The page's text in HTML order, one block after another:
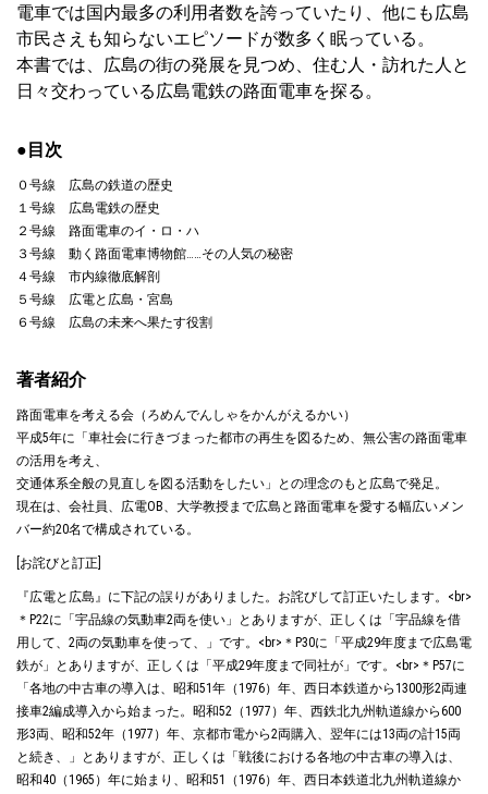
電車では国内最多の利用者数を誇っていたり、他にも広島
市民さえも知らないエピソードが数多く眠っている。
本書では、広島の街の発展を見つめ、住む人・訪れた人と
日々交わっている広島電鉄の路面電車を探る。
●目次
０号線 広島の鉄道の歴史
１号線 広島電鉄の歴史
２号線 路面電車のイ・ロ・ハ
３号線 動く路面電車博物館……その人気の秘密
４号線 市内線徹底解剖
５号線 広電と広島・宮島
６号線 広島の未来へ果たす役割
著者紹介
路面電車を考える会（ろめんでんしゃをかんがえるかい）
平成5年に「車社会に行きづまった都市の再生を図るため、無公害の路面電車
の活用を考え、
交通体系全般の見直しを図る活動をしたい」との理念のもと広島で発足。
現在は、会社員、広電OB、大学教授まで広島と路面電車を愛する幅広いメン
バー約20名で構成されている。
[お詫びと訂正]
『広電と広島』に下記の誤りがありました。お詫びして訂正いたします。<br>
＊P22に「宇品線の気動車2両を使い」とありますが、正しくは「宇品線を借
用して、2両の気動車を使って、」です。<br>＊P30に「平成29年度まで広島電
鉄が」とありますが、正しくは「平成29年度まで同社が」です。<br>＊P57に
「各地の中古車の導入は、昭和51年（1976）年、西日本鉄道から1300形2両連
接車2編成導入から始まった。昭和52（1977）年、西鉄北九州軌道線から600
形3両、昭和52年（1977）年、京都市電から2両購入、翌年には13両の計15両
と続き、」とありますが、正しくは「戦後における各地の中古車の導入は、
昭和40（1965）年に始まり、昭和51（1976）年、西日本鉄道北九州軌道線か